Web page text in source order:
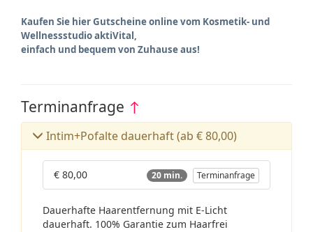
Kaufen Sie hier Gutscheine online vom Kosmetik- und
Wellnessstudio aktiVital,
einfach und bequem von Zuhause aus!
Terminanfrage ↑
Intim+Pofalte dauerhaft (ab € 80,00)
20 min. Terminanfrage
€ 80,00
Dauerhafte Haarentfernung mit E-Licht
dauerhaft. 100% Garantie zum Haarfrei